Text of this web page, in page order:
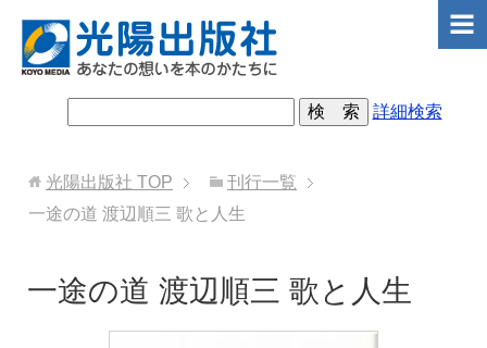
詳細検索
光陽出版社 TOP
刊行一覧
一途の道 渡辺順三 歌と人生
一途の道 渡辺順三 歌と人生